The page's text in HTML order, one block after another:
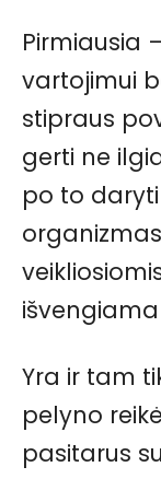
Pirmiausia
vartojimui
stipraus
gerti ne
po to
Yra ir tam
pelyno
pasitarus